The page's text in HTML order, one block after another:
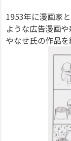
1953年に漫画家
ような広告漫画
やなせ氏の作品を